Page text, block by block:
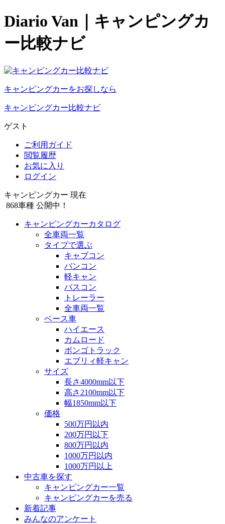
Diario Van｜キャンピングカ
ー比較ナビ
キャンピングカーをお探しなら
キャンピングカー比較ナビ
ゲスト
ご利用ガイド
閲覧履歴
お気に入り
ログイン
キャンピングカー 現在
868車種 公開中！
キャンピングカーカタログ
全車両一覧
タイプで選ぶ
キャブコン
バンコン
軽キャン
バスコン
トレーラー
全車両一覧
ベース車
ハイエース
カムロード
ボンゴトラック
エブリィ軽キャン
サイズ
長さ4000mm以下
高さ2100mm以下
幅1850mm以下
価格
500万円以内
200万円以下
800万円以内
1000万円以内
1000万円以上
中古車を探す
キャンピングカー一覧
キャンピングカーを売る
新着記事
みんなのアンケート